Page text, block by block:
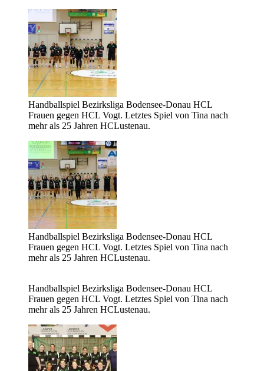
Handballspiel Bezirksliga Bodensee-Donau HCL
Frauen gegen HCL Vogt. Letztes Spiel von Tina nach
mehr als 25 Jahren HCLustenau.
Handballspiel Bezirksliga Bodensee-Donau HCL
Frauen gegen HCL Vogt. Letztes Spiel von Tina nach
mehr als 25 Jahren HCLustenau.
Handballspiel Bezirksliga Bodensee-Donau HCL
Frauen gegen HCL Vogt. Letztes Spiel von Tina nach
mehr als 25 Jahren HCLustenau.